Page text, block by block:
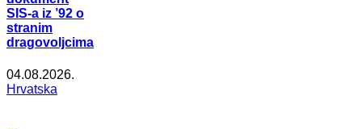
SIS-a iz ’92 o
stranim
dragovoljcima
04.08.2026.
Hrvatska